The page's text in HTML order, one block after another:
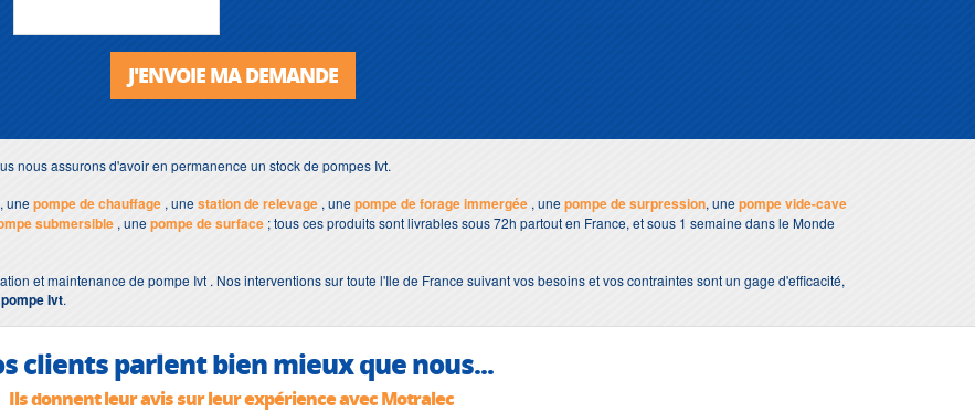
J'ENVOIE MA DEMANDE
nous assurons d'avoir en permanence un stock de pompes Ivt.
, unepompe de chauffage , unestation de relevage , unepompe de forage immergée , unepompe de surpression, unepompe vide-cave
submersible , unepompe de surface ; tous ces produits sont livrables sous 72h partout en France, et sous 1 semaine dans le Monde
et maintenance de pompe Ivt . Nos interventions sur toute l'Ile de France suivant vos besoins et vos contraintes sont un gage d'efficacité,
pompe Ivt.
clients parlent bien mieux que nous...
Ils donnent leur avis sur leur expérience avec Motralec